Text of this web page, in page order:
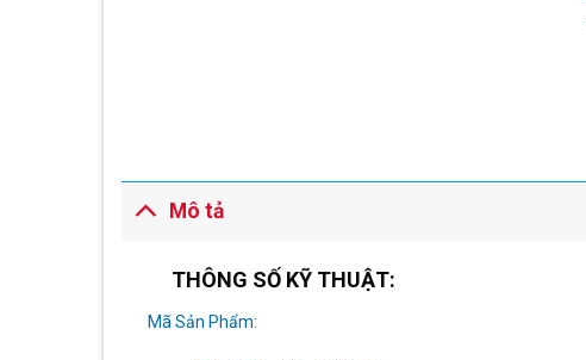
Mô tả
THÔNG SỐ KỸ THUẬT:
Mã Sản Phẩm: